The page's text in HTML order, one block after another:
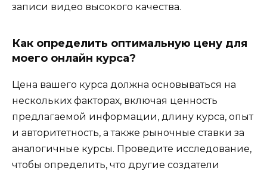
записи видео высокого качества.
Как определить оптимальную цену для
моего онлайн курса?
Цена вашего курса должна основываться на
нескольких факторах, включая ценность
предлагаемой информации, длину курса, опыт
и авторитетность, а также рыночные ставки за
аналогичные курсы. Проведите исследование,
чтобы определить, что другие создатели